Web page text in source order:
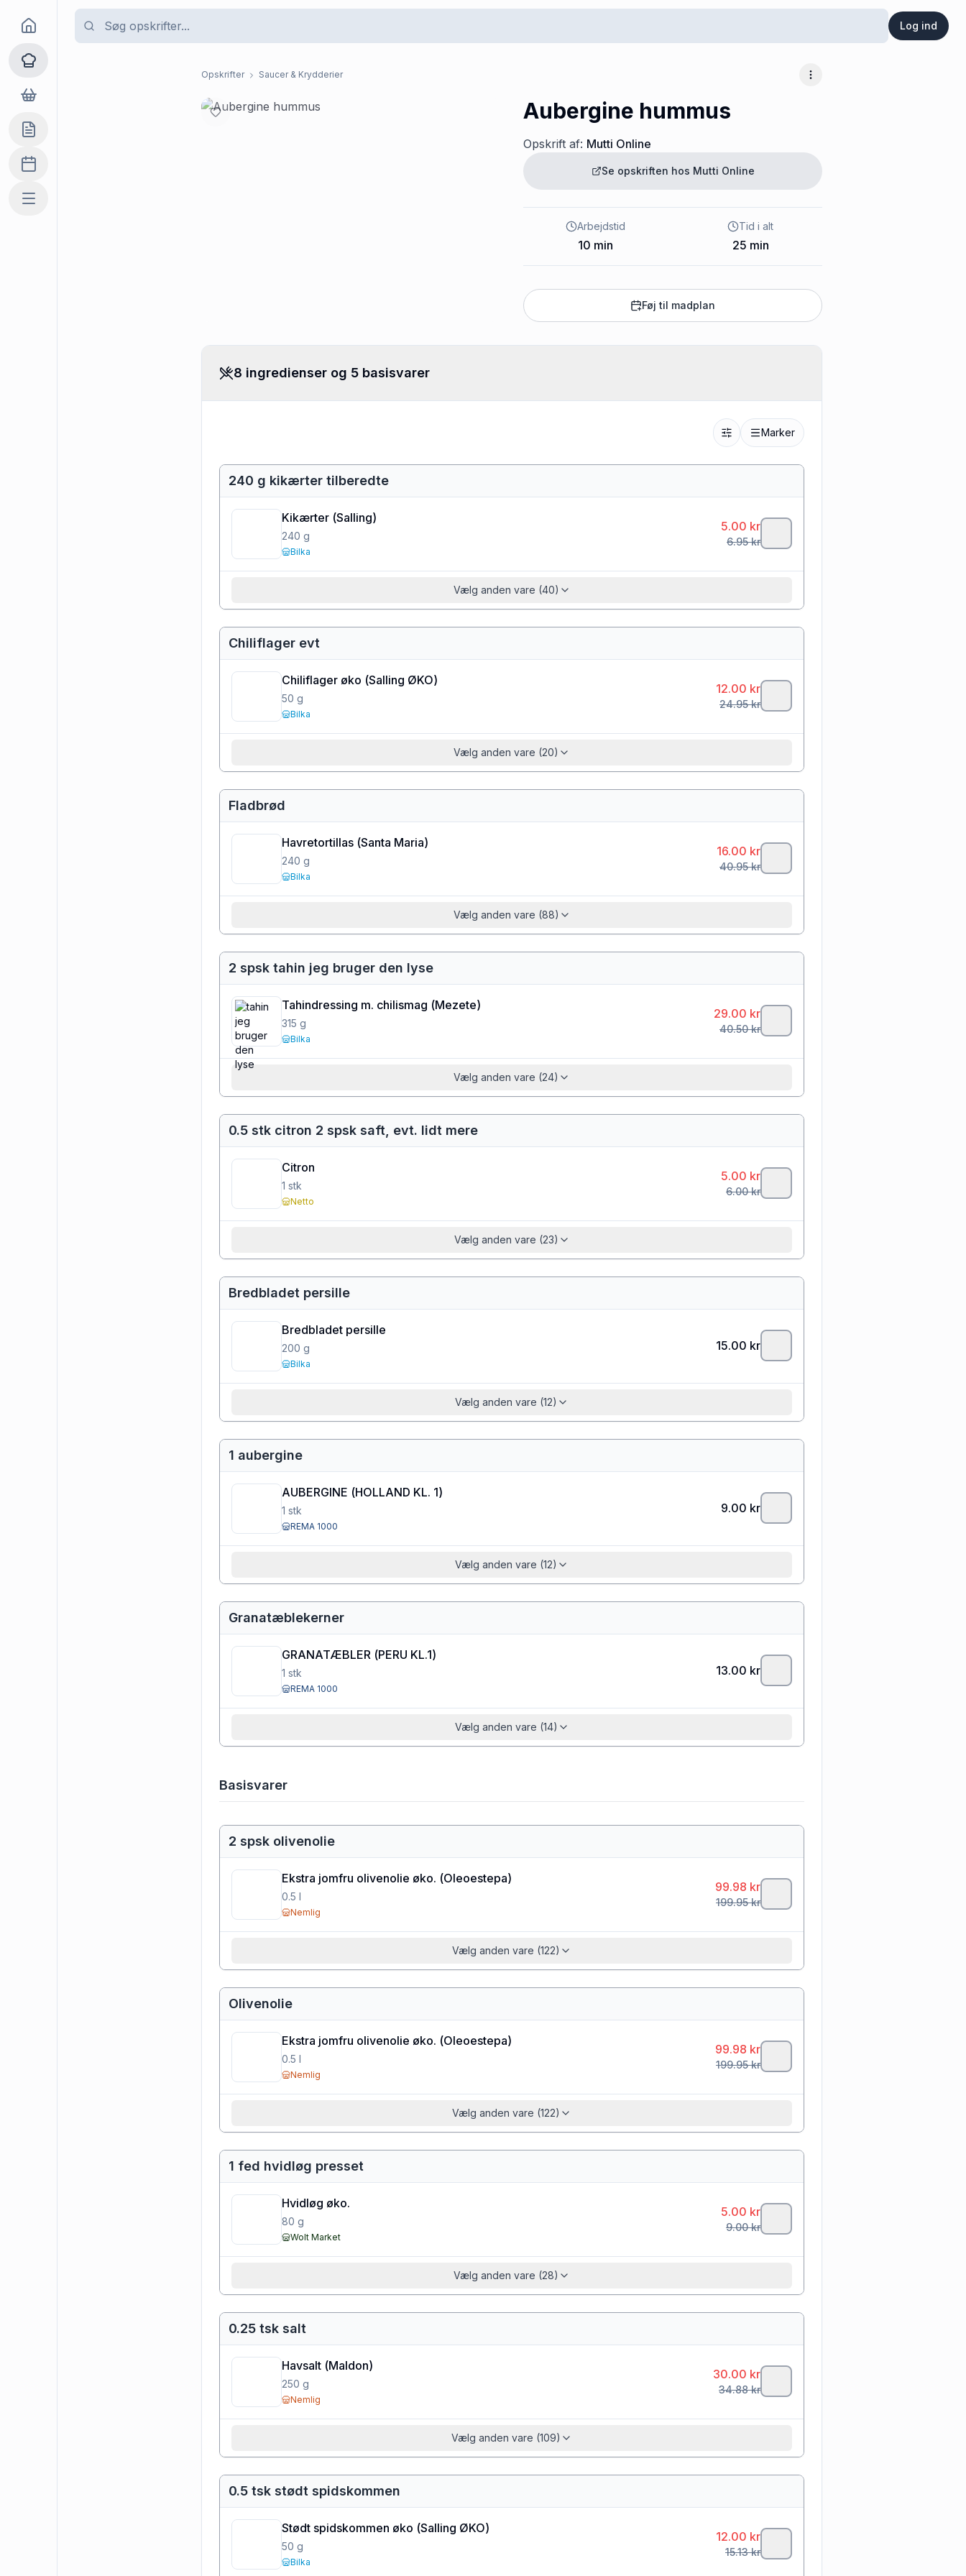
Log ind
Goma
Opskrifter
Dagligvarer
Indkøbslisten
Madplan
Mere
Opskrifter Saucer & Krydderier Flere muligheder
Aubergine hummus
Opskrift af: Mutti Online
Se opskriften hos Mutti Online
Arbejdstid
10 min
Tid i alt
25 min
Føj til madplan
8 ingredienser og 5 basisvarer
Marker
240 g kikærter tilberedte
Kikærter (Salling)
240 g
Bilka
5.00 kr
6.95kr
Vælg anden vare (40)
Chiliflager evt
Chiliflager øko (Salling ØKO)
50 g
Bilka
12.00 kr
24.95kr
Vælg anden vare (20)
Fladbrød
Havretortillas (Santa Maria)
240 g
Bilka
16.00 kr
40.95kr
Vælg anden vare (88)
2 spsk tahin jeg bruger den lyse
Tahindressing m. chilismag (Mezete)
315 g
Bilka
29.00 kr
40.50kr
Vælg anden vare (24)
0.5 stk citron 2 spsk saft, evt. lidt mere
Citron
1 stk
Netto
5.00 kr
6.00kr
Vælg anden vare (23)
Bredbladet persille
Bredbladet persille
200 g
Bilka
15.00 kr
Vælg anden vare (12)
1 aubergine
AUBERGINE (HOLLAND KL. 1)
1 stk
REMA 1000
9.00 kr
Vælg anden vare (12)
Granatæblekerner
GRANATÆBLER (PERU KL.1)
1 stk
REMA 1000
13.00 kr
Vælg anden vare (14)
Basisvarer
2 spsk olivenolie
Ekstra jomfru olivenolie øko. (Oleoestepa)
0.5 l
Nemlig
99.98 kr
199.95kr
Vælg anden vare (122)
Olivenolie
Ekstra jomfru olivenolie øko. (Oleoestepa)
0.5 l
Nemlig
99.98 kr
199.95kr
Vælg anden vare (122)
1 fed hvidløg presset
Hvidløg øko.
80 g
Wolt Market
5.00 kr
9.00kr
Vælg anden vare (28)
0.25 tsk salt
Havsalt (Maldon)
250 g
Nemlig
30.00 kr
34.88kr
Vælg anden vare (109)
0.5 tsk stødt spidskommen
Stødt spidskommen øko (Salling ØKO)
50 g
Bilka
12.00 kr
15.13kr